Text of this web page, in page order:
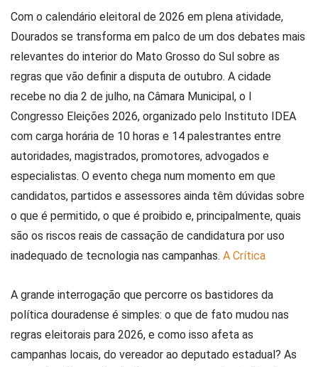
Com o calendário eleitoral de 2026 em plena atividade,
Dourados se transforma em palco de um dos debates mais
relevantes do interior do Mato Grosso do Sul sobre as
regras que vão definir a disputa de outubro. A cidade
recebe no dia 2 de julho, na Câmara Municipal, o I
Congresso Eleições 2026, organizado pelo Instituto IDEA
com carga horária de 10 horas e 14 palestrantes entre
autoridades, magistrados, promotores, advogados e
especialistas. O evento chega num momento em que
candidatos, partidos e assessores ainda têm dúvidas sobre
o que é permitido, o que é proibido e, principalmente, quais
são os riscos reais de cassação de candidatura por uso
inadequado de tecnologia nas campanhas. A Crítica
A grande interrogação que percorre os bastidores da
política douradense é simples: o que de fato mudou nas
regras eleitorais para 2026, e como isso afeta as
campanhas locais, do vereador ao deputado estadual? As